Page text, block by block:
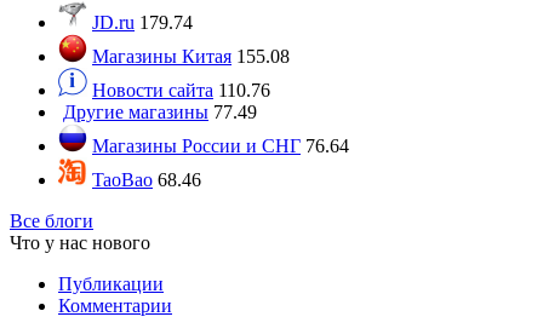
JD.ru 179.74
Магазины Китая 155.08
Новости сайта 110.76
Другие магазины 77.49
Магазины России и СНГ 76.64
TaoBao 68.46
Все блоги
Что у нас нового
Публикации
Комментарии